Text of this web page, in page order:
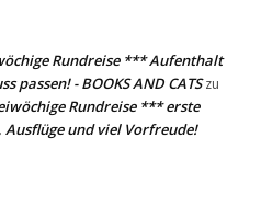
Rundreise *** Aufenthalt
passen! - BOOKS AND CATSzu
Rundreise *** erste
und viel Vorfreude!